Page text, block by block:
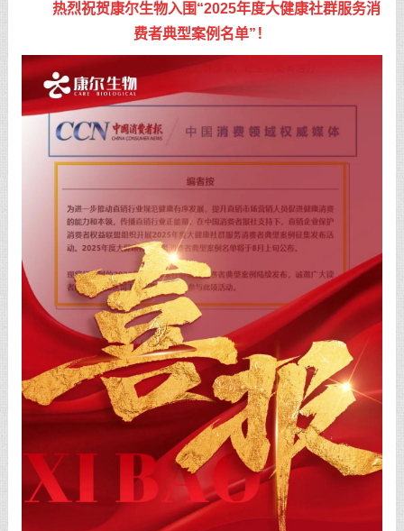
热烈祝贺康尔生物入围“2025年度大健康社群服务消
费者典型案例名单”！